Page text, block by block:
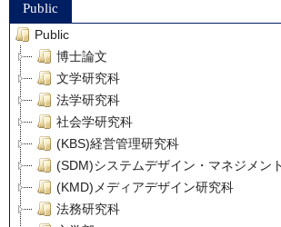
Public
Public
博士論文
文学研究科
法学研究科
社会学研究科
(KBS)経営管理研究科
(SDM)システムデザイン・マネジメン
(KMD)メディアデザイン研究科
法務研究科